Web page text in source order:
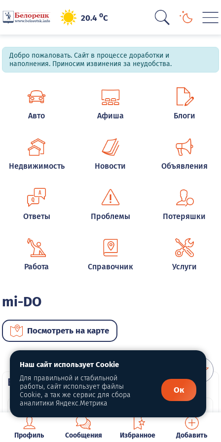
20.4oC
Добро пожаловать. Сайт в процессе доработки и
наполнения. Приносим извинения за неудобства.
Авто Афиша Блоги
Недвижимость Новости Объявления
Ответы Проблемы Потеряшки
Работа Справочник Услуги
mi-DO
Посмотреть на карте
ВИП автомобили
Профиль Сообщения Избранное Добавить
Наш сайт использует Cookie
Для правильной и стабильной
работы, сайт использует файлы
Cookie, а так же сервис для сбора
аналитики Яндекс.Метрика
Ок